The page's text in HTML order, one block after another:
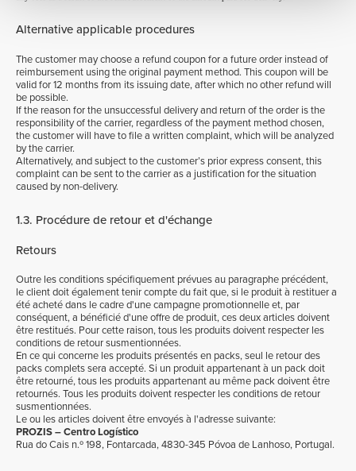
Alternative applicable procedures
The customer may choose a refund coupon for a future order instead of
reimbursement using the original payment method. This coupon will be
valid for 12 months from its issuing date, after which no other refund will
be possible.
If the reason for the unsuccessful delivery and return of the order is the
responsibility of the carrier, regardless of the payment method chosen,
the customer will have to file a written complaint, which will be analyzed
by the carrier.
Alternatively, and subject to the customer’s prior express consent, this
complaint can be sent to the carrier as a justification for the situation
caused by non-delivery.
1.3. Procédure de retour et d'échange
Retours
Outre les conditions spécifiquement prévues au paragraphe précédent,
le client doit également tenir compte du fait que, si le produit à restituer a
été acheté dans le cadre d'une campagne promotionnelle et, par
conséquent, a bénéficié d'une offre de produit, ces deux articles doivent
être restitués. Pour cette raison, tous les produits doivent respecter les
conditions de retour susmentionnées.
En ce qui concerne les produits présentés en packs, seul le retour des
packs complets sera accepté. Si un produit appartenant à un pack doit
être retourné, tous les produits appartenant au même pack doivent être
retournés. Tous les produits doivent respecter les conditions de retour
susmentionnées.
Le ou les articles doivent être envoyés à l'adresse suivante:
PROZIS – Centro Logístico
Rua do Cais n.º 198, Fontarcada, 4830-345 Póvoa de Lanhoso, Portugal.